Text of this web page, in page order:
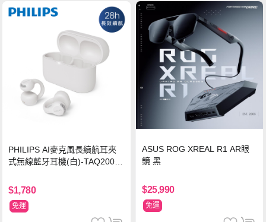
PHILIPS AI麥克風長續航耳夾
式無線藍牙耳機(白)-TAQ2000
$1,780
免運
ASUS ROG XREAL R1 AR眼
鏡 黑
$25,990
免運